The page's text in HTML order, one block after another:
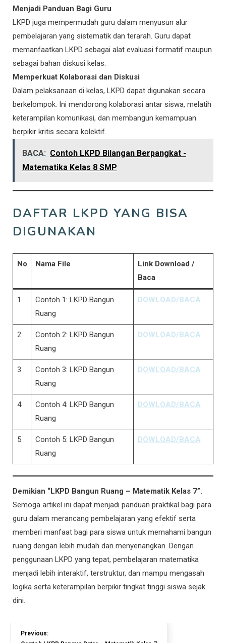
Menjadi Panduan Bagi Guru
LKPD juga mempermudah guru dalam menyusun alur
pembelajaran yang sistematik dan terarah. Guru dapat
memanfaatkan LKPD sebagai alat evaluasi formatif maupun
sebagai bahan diskusi kelas.
Memperkuat Kolaborasi dan Diskusi
Dalam pelaksanaan di kelas, LKPD dapat digunakan secara
berkelompok. Ini mendorong kolaborasi antar siswa, melatih
keterampilan komunikasi, dan membangun kemampuan
berpikir kritis secara kolektif.
BACA: Contoh LKPD Bilangan Berpangkat -
Matematika Kelas 8 SMP
DAFTAR LKPD YANG BISA
DIGUNAKAN
No Nama File
Link Download /
Baca
1
Contoh 1: LKPD Bangun
Ruang
DOWLOAD/BACA
2
Contoh 2: LKPD Bangun
Ruang
DOWLOAD/BACA
3
Contoh 3: LKPD Bangun
Ruang
DOWLOAD/BACA
4
Contoh 4: LKPD Bangun
Ruang
DOWLOAD/BACA
5
Contoh 5: LKPD Bangun
Ruang
DOWLOAD/BACA
Demikian “LKPD Bangun Ruang – Matematik Kelas 7”.
Semoga artikel ini dapat menjadi panduan praktikal bagi para
guru dalam merancang pembelajaran yang efektif serta
memberi manfaat bagi para siswa untuk memahami bangun
ruang dengan lebih mudah dan menyenangkan. Dengan
penggunaan LKPD yang tepat, pembelajaran matematika
menjadi lebih interaktif, terstruktur, dan mampu mengasah
logika serta keterampilan berpikir tingkat tinggi siswa sejak
dini.
Previous: